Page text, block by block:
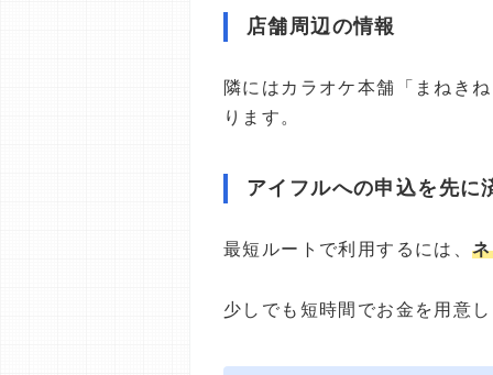
店舗周辺の情報
隣にはカラオケ本舗「まねき
ります。
アイフルへの申込を先に
最短ルートで利用するには、
少しでも短時間でお金を用意